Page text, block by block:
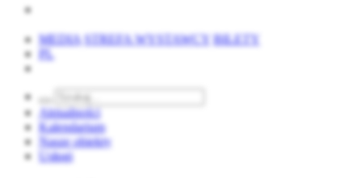
MEDIA STREFA WYSTAWCY BILETY
PL
Aktualności
Kalendarium
Nasze obiekty
Usługi